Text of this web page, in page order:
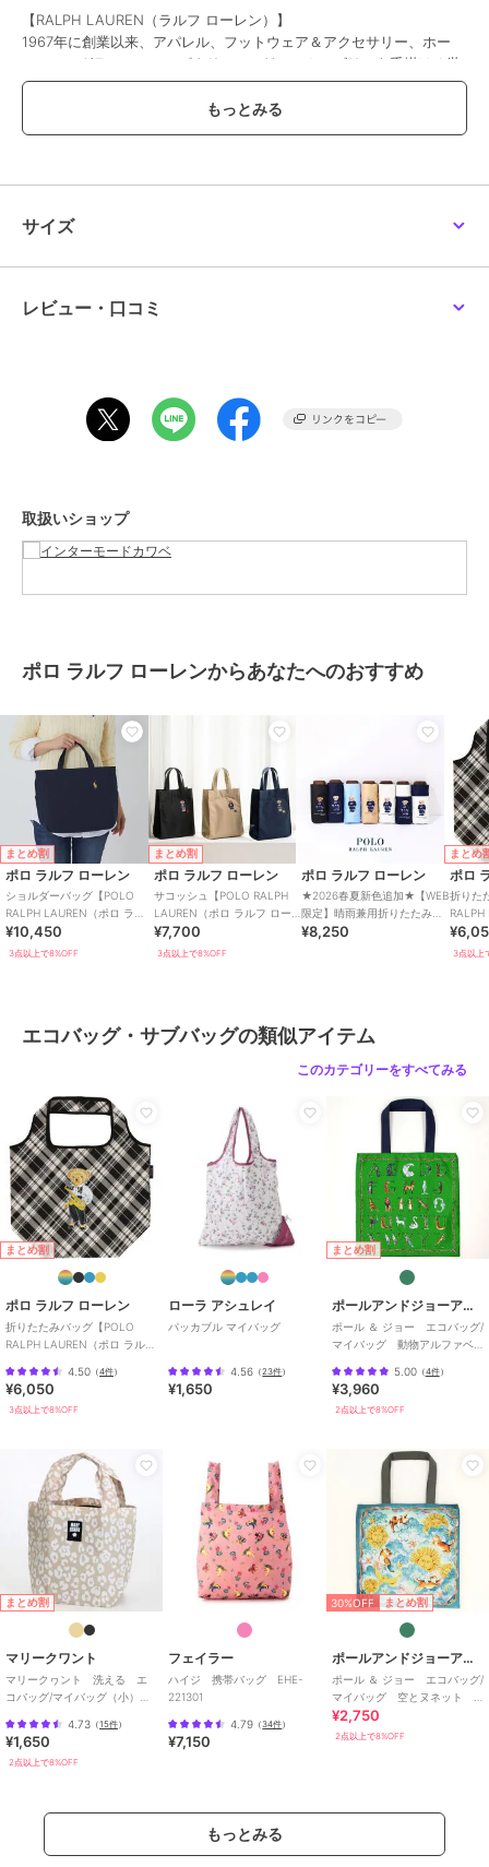
【RALPH LAUREN（ラルフ ローレン）】
1967年に創業以来、アパレル、フットウェア＆アクセサリー、ホー
ム、フレグランス、ホスピタリティの11つのカテゴリーを手掛ける世
界的ファッションブランド。タイムレスでオーセンティック、そして
アイコンである「ポロ プレイヤー ロゴ」は、歴史と信頼性を表し世
界中で愛され続けています。
品番/カラー：11806007 A ネイビー B ブラック
ブランド
グ
性別タイプ
レディース
カラー
サイズ **
地 ポリエステル100％
サイズ
レビュー・口コミ
取扱いショップ
ポロ ラルフ ローレンからあなたへのおすすめ
まとめ割
ポロ ラルフ ローレン
ショルダーバッグ【POLO
RALPH LAUREN（ポロ ラル
フ ローレン）】
¥10,450
3点以上で8%OFF
まとめ割
ポロ ラルフ ローレン
サコッシュ【POLO RALPH
LAUREN（ポロ ラルフ ロー
レン）】
¥7,700
3点以上で8%OFF
ポロ ラルフ ローレン
★2026春夏新色追加★【WEB
限定】晴雨兼用折りたたみ日
傘 コンパクト ポロベア 1級遮
¥8,250
まとめ
ポロ
折りた
RALPH
フ ロー
3点以上
エコバッグ・サブバッグの類似アイテム
このカテゴリーをすべてみる
まとめ割
ポロ ラルフ ローレン
折りたたみバッグ【POLO
RALPH LAUREN（ポロ ラルフ
4.50 （4件）
¥6,050
3点以上で8%OFF
ローラ アシュレイ
パッカブル マイバッグ
4.56 （23件）
¥1,650
まとめ割
ポールアンドジョーアクセソワ
ポール ＆ ジョー エコバッグ/
マイバッグ 動物アルファベ
5.00（4件）
¥3,960
2点以上で8%OFF
まとめ割
マリークワント
マリークヮント 洗える エ
コバッグ/マイバッグ（小）レ
4.73 （15件）
¥1,650
2点以上で8%OFF
フェイラー
ハイジ 携帯バッグ EHE-
221301
4.79 （34件）
¥7,150
30%OFF まとめ割
ポールアンドジョーアクセソワ
ポール ＆ ジョー エコバッグ/
マイバッグ 空とヌネット
【PAUL&JOE】
¥2,750
2点以上で8%OFF
もっとみる